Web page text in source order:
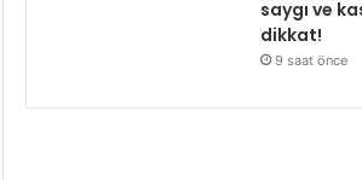
saygı ve
dikkat!
9 saat önce